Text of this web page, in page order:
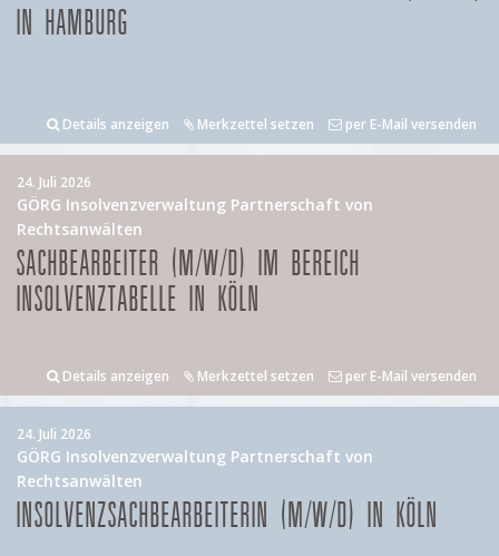
IN HAMBURG
Details anzeigen Merkzettel setzen per E-Mail versenden
24. Juli 2026
GÖRG Insolvenzverwaltung Partnerschaft von
Rechtsanwälten
SACHBEARBEITER (M/W/D) IM BEREICH
INSOLVENZTABELLE IN KÖLN
Details anzeigen Merkzettel setzen per E-Mail versenden
24. Juli 2026
GÖRG Insolvenzverwaltung Partnerschaft von
Rechtsanwälten
INSOLVENZSACHBEARBEITERIN (M/W/D) IN KÖLN